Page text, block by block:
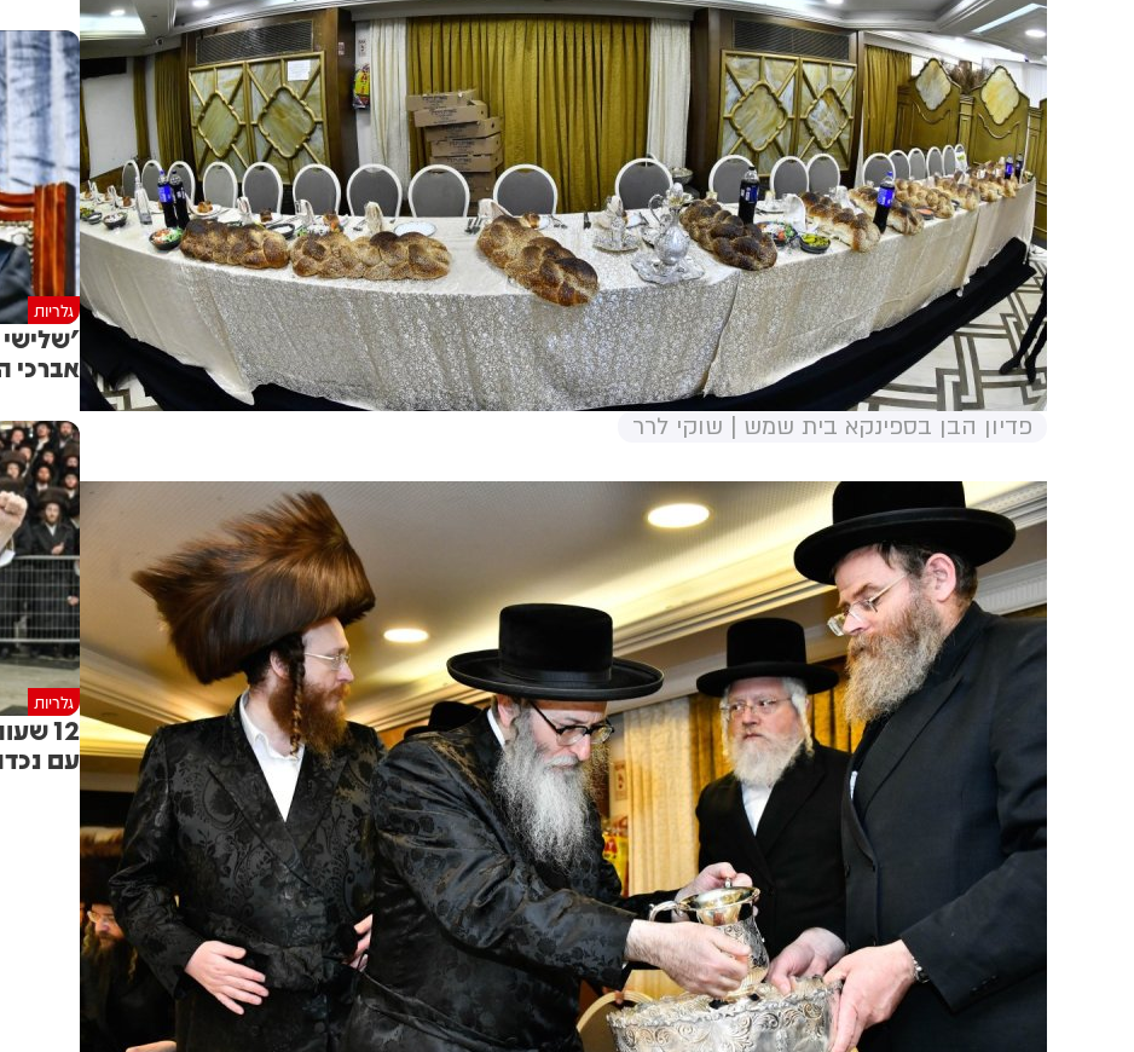
פדיון הבן בספינקא בית שמש | שוקי לרר
גלריות
אברכי
גלריות
12
עם